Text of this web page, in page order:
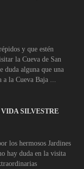
y que estén
la Cueva de San
duda alguna que una
a la Cueva Baja ...
SILVESTRE
los hermosos Jardines
hay duda en la visita